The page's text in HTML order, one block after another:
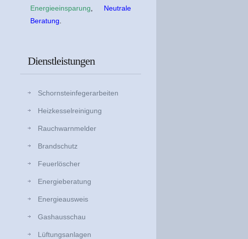
Energieeinsparung
Neutrale
Beratung
Dienstleistungen
Schornsteinfegerarbeiten
Heizkesselreinigung
Rauchwarnmelder
Brandschutz
Feuerlöscher
Energieberatung
Energieausweis
Gashausschau
Lüftungsanlagen